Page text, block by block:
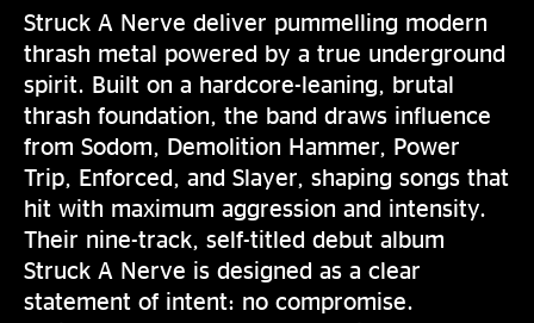
Struck A Nerve deliver pummelling modern
thrash metal powered by a true underground
spirit. Built on a hardcore-leaning, brutal
thrash foundation, the band draws influence
from Sodom, Demolition Hammer, Power
Trip, Enforced, and Slayer, shaping songs that
hit with maximum aggression and intensity.
Their nine-track, self-titled debut album
Struck A Nerve is designed as a clear
statement of intent: no compromise.